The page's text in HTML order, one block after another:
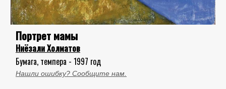
Портрет мамы
Ниёзали Холматов
Бумага, темпера - 1997 год
Нашли ошибку? Сообщите нам.